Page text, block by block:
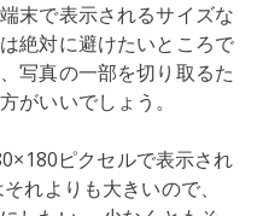
末で表示されるサイズな
絶対に避けたいところで
写真の一部を切り取るた
がいいでしょう。
ピクセルで表示され
れよりも大きいので、